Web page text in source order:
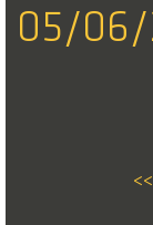
05/06/
<<